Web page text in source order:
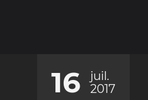
16
juil.
2017